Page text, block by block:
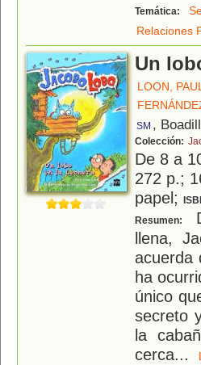
Temática:
Relaciones
Un
LOON,
SM ,
Colección:
De 8 a
272 p.;
papel;
Resumen:
llena,
acuerda
ha
único
secreto
la
cerca...